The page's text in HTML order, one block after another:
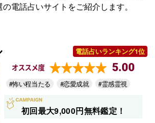
電話占いサイトをご紹介します。
電話占いランキング1位
オススメ度 5.00
#怖い程当たる #恋愛成就 #霊感霊視
初回最大9,000円無料鑑定！